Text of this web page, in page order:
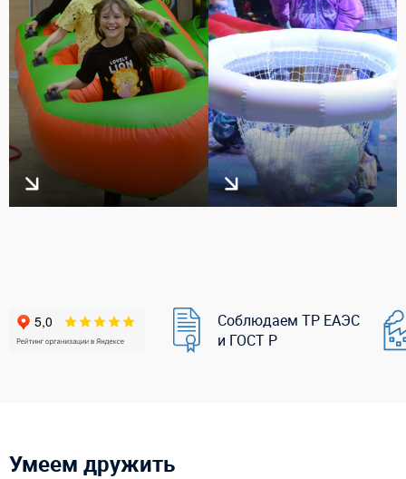
Соблюдаем ТР ЕАЭС
и ГОСТ Р
Умеем дружить